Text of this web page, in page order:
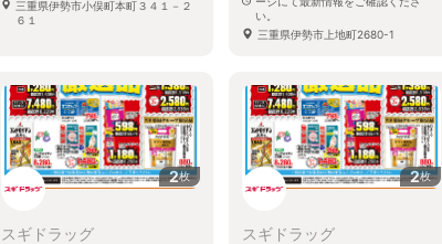
三重県伊勢市小俣町本町３４１－２
６１
い。
三重県伊勢市上地町2680-1
2枚
スギドラッグ
2枚
スギドラッグ